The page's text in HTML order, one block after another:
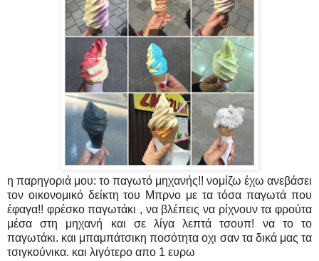
η παρηγοριά μου: το παγωτό μηχανής!! νομίζω έχω ανεβάσει
τον οικονομικό δείκτη του Μπρνο με τα τόσα παγωτά που
έφαγα!! φρέσκο παγωτάκι , να βλέπεις να ρίχνουν τα φρούτα
μέσα στη μηχανή και σε λίγα λεπτά τσουπ! να το το
παγωτάκι. και μπαμπάτσικη ποσότητα οχι σαν τα δικά μας τα
τσιγκούνικα. και λιγότερο απο 1 ευρω